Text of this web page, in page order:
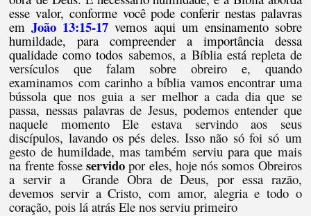
esse valor, conforme você pode conferir nestas palavras
emJoão 13:15-17 vemos aqui um ensinamento sobre
humildade, para compreender a importância dessa
qualidade como todos sabemos, a Bíblia está repleta de
versículos que falam sobre obreiro e, quando
examinamoscom carinho a bíblia vamos encontrar uma
bússola que nos guia a ser melhor a cada dia que se
passa, nessas palavras de Jesus, podemos entender que
naquele momento Ele estava servindo aos seus
discípulos, lavando os pés deles. Isso não só foi só um
gesto de humildade, mas também serviu para que mais
na frente fosseservido por eles, hoje nós somos Obreiros
a servir a Grande Obra de Deus, por essa razão,
devemos servir a Cristo, com amor, alegria e todo o
coração, pois lá atrás Ele nos serviu primeiro